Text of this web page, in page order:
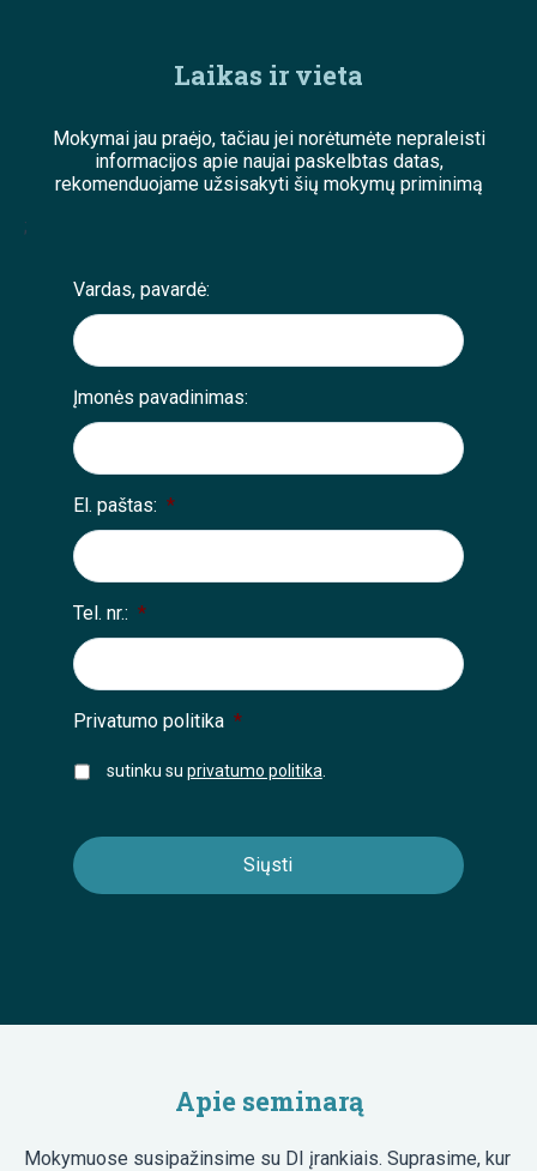
Laikas ir vieta
Mokymai jau praėjo, tačiau jei norėtumėte nepraleisti
informacijos apie naujai paskelbtas datas,
rekomenduojame užsisakyti šių mokymų priminimą
;
Vardas, pavardė:
Įmonės pavadinimas:
El. paštas: *
Tel. nr.: *
Privatumo politika *
sutinku su privatumo politika
Apie seminarą
Mokymuose susipažinsime su DI įrankiais. Suprasime, kur